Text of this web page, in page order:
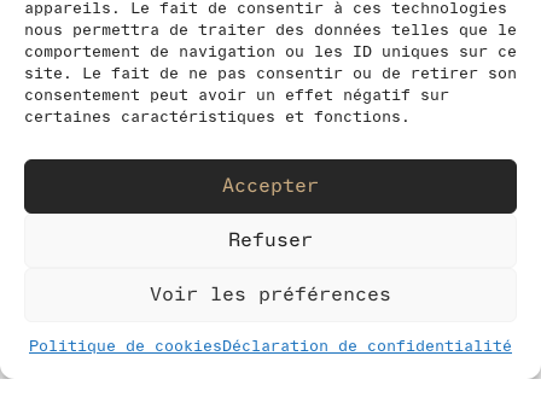
appareils. Le fait de consentir à ces technologies
nous permettra de traiter des données telles que le
comportement de navigation ou les ID uniques sur ce
site. Le fait de ne pas consentir ou de retirer son
consentement peut avoir un effet négatif sur
certaines caractéristiques et fonctions.
Accepter
Refuser
Voir les préférences
Politique de cookies Déclaration de confidentialité
tel le parcours cohérent d’un
auteur documentaire dont la
conscience politique ne cesse de
s’affûter. L’itinéraire proposé
s’organise en sept séries
la démarche.
Textes de Julia Hountou.
Date de parution : 2012